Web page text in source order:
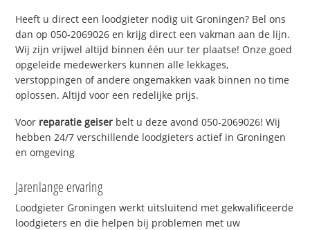
Heeft u direct een loodgieter nodig uit Groningen? Bel ons
dan op 050-2069026 en krijg direct een vakman aan de lijn.
Wij zijn vrijwel altijd binnen één uur ter plaatse! Onze goed
opgeleide medewerkers kunnen alle lekkages,
verstoppingen of andere ongemakken vaak binnen no time
oplossen. Altijd voor een redelijke prijs.
Voor reparatie geiser belt u deze avond 050-2069026! Wij
hebben 24/7 verschillende loodgieters actief in Groningen
en omgeving
Jarenlange ervaring
Loodgieter Groningen werkt uitsluitend met gekwalificeerde
loodgieters en die helpen bij problemen met uw